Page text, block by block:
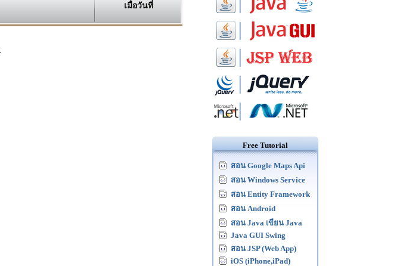
เมื่อวันที่
Free Tutorial
สอน Google Maps Api
สอน Windows Service
สอน Entity Framework
สอน Android
สอน Java เขียน Java
Java GUI Swing
สอน JSP (Web App)
iOS (iPhone,iPad)